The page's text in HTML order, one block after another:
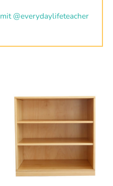
mit @everydaylifeteacher